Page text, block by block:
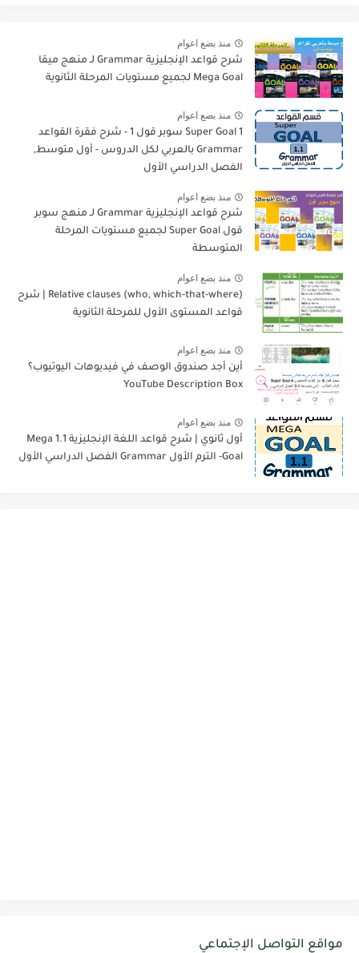
منذ بضع اعوام
شرح قواعد الإنجليزية Grammar لـ منهج ميقا
Mega Goal لجميع مستويات المرحلة الثانوية
منذ بضع اعوام
Super Goal 1 سوبر قول 1 - شرح فقرة القواعد
Grammar بالعربي لكل الدروس - أول متوسط,
الفصل الدراسي الأول
منذ بضع اعوام
شرح قواعد الإنجليزية Grammar لـ منهج سوبر
قول Super Goal لجميع مستويات المرحلة
المتوسطة
منذ بضع اعوام
Relative clauses (who, which-that-where) | شرح
قواعد المستوى الأول للمرحلة الثانوية
منذ بضع اعوام
أين أجد صندوق الوصف في فيديوهات اليوتيوب؟
YouTube Description Box
منذ بضع اعوام
أول ثانوي | شرح قواعد اللغة الإنجليزية 1.1 Mega
Goal- الترم الأول Grammar الفصل الدراسي الأول
مواقع التواصل الإجتماعي